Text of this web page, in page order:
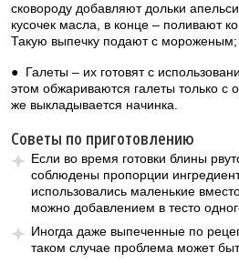
сковороду добавляют дольки
кусочек масла, в конце – поливают
Такую выпечку подают с мороженым;
● Галеты – их готовят с
этом обжариваются галеты только с
же выкладывается начинка.
Советы по приготовлению
Если во время готовки блины
соблюдены пропорции
использовались маленькие
можно добавлением в тесто
Иногда даже выпеченные по
таком случае проблема может